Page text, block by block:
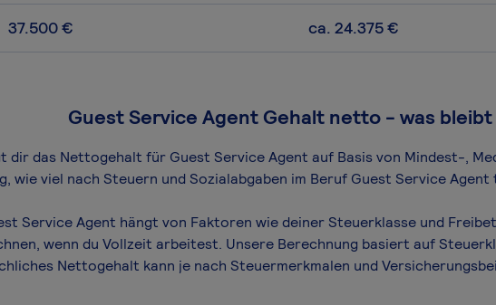
37.500 € ca. 24.375 €
Guest Service Agent Gehalt netto - was
dir das Netto­gehalt für Guest Service Agent auf Basis von Mindest-,
wie viel nach Steuern und Sozialabgaben im Beruf Guest Service
Service Agent hängt von Faktoren wie deiner Steuerklasse und
wenn du Vollzeit arbeitest. Unsere Berechnung basiert auf
Nettogehalt kann je nach Steuermerkmalen und